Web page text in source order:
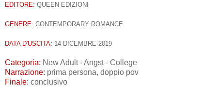
EDITORE: QUEEN EDIZIONI
GENERE: CONTEMPORARY ROMANCE
DATA D'USCITA: 14 DICEMBRE 2019
Categoria: New Adult - Angst - College
Narrazione: prima persona, doppio pov
Finale: conclusivo